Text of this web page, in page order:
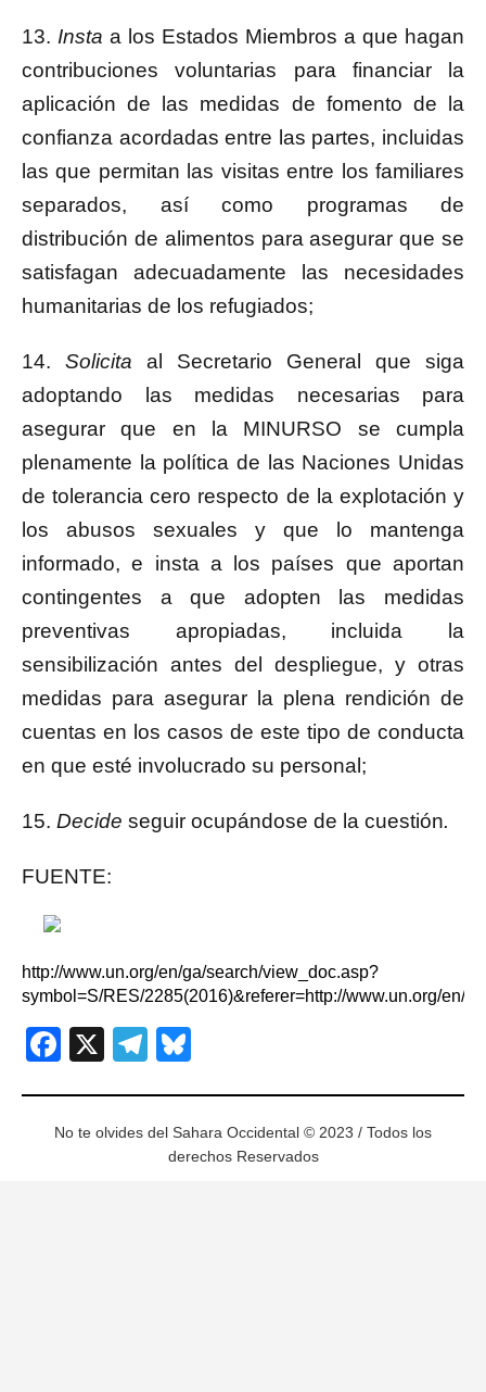
13. Insta a los Estados Miembros a que hagan
contribuciones voluntarias para financiar la
aplicación de las medidas de fomento de la
confianza acordadas entre las partes, incluidas
las que permitan las visitas entre los familiares
separados, así como programas de
distribución de alimentos para asegurar que se
satisfagan adecuadamente las necesidades
humanitarias de los refugiados;
14. Solicita al Secretario General que siga
adoptando las medidas necesarias para
asegurar que en la MINURSO se cumpla
plenamente la política de las Naciones Unidas
de tolerancia cero respecto de la explotación y
los abusos sexuales y que lo mantenga
informado, e insta a los países que aportan
contingentes a que adopten las medidas
preventivas apropiadas, incluida la
sensibilización antes del despliegue, y otras
medidas para asegurar la plena rendición de
cuentas en los casos de este tipo de conducta
en que esté involucrado su personal;
15. Decide seguir ocupándose de la cuestión.
FUENTE:
http://www.un.org/en/ga/search/view_doc.asp?
symbol=S/RES/2285(2016)&referer=http://www.un.org/en/
Facebook
X Telegram
No te olvides del Sahara Occidental © 2023 / Todos los
derechos Reservados